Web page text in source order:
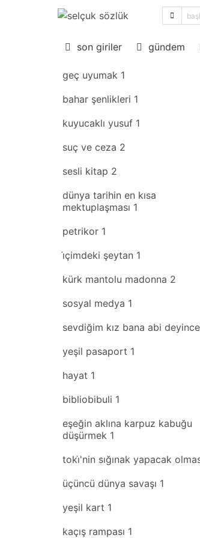
son giriler gündem
son giriler rastgele
geç uyumak 1
bahar şenlikleri 1
kuyucaklı yusuf 1
suç ve ceza 2
sesli kitap 2
dünya tarihin en kısa
mektuplaşması 1
petrikor 1
i̇çimdeki şeytan 1
kürk mantolu madonna 2
sosyal medya 1
sevdiğim kız bana abi deyince
yeşil pasaport 1
hayat 1
bibliobibuli 1
eşeğin aklına karpuz kabuğu
düşürmek 1
toki̇'nin sığınak yapacak
üçüncü dünya savaşı 1
yeşil kart 1
kaçış rampası 1